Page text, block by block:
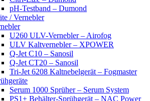
pH-Testband – Dumond
/ Vernebler
U260 ULV-Vernebler – Airofog
ULV Kaltvernebler – XPOWER
Q-Jet C10 – Sanosil
Q-Jet CT20 – Sanosil
Tri-Jet 6208 Kaltnebelgerät – Fogmaster
Serum 1000 Sprüher – Serum System
PS1+ Behälter-Sprühgerät – NAC Power